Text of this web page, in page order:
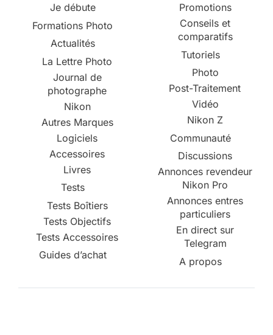
Je débute
Formations Photo
Actualités
La Lettre Photo
Journal de
photographe
Nikon
Autres Marques
Logiciels
Accessoires
Livres
Tests
Tests Boîtiers
Tests Objectifs
Tests Accessoires
Guides d’achat
Promotions
Conseils et
comparatifs
Tutoriels
Photo
Post-Traitement
Vidéo
Nikon Z
Communauté
Discussions
Annonces revendeur
Nikon Pro
Annonces entres
particuliers
En direct sur
Telegram
A propos